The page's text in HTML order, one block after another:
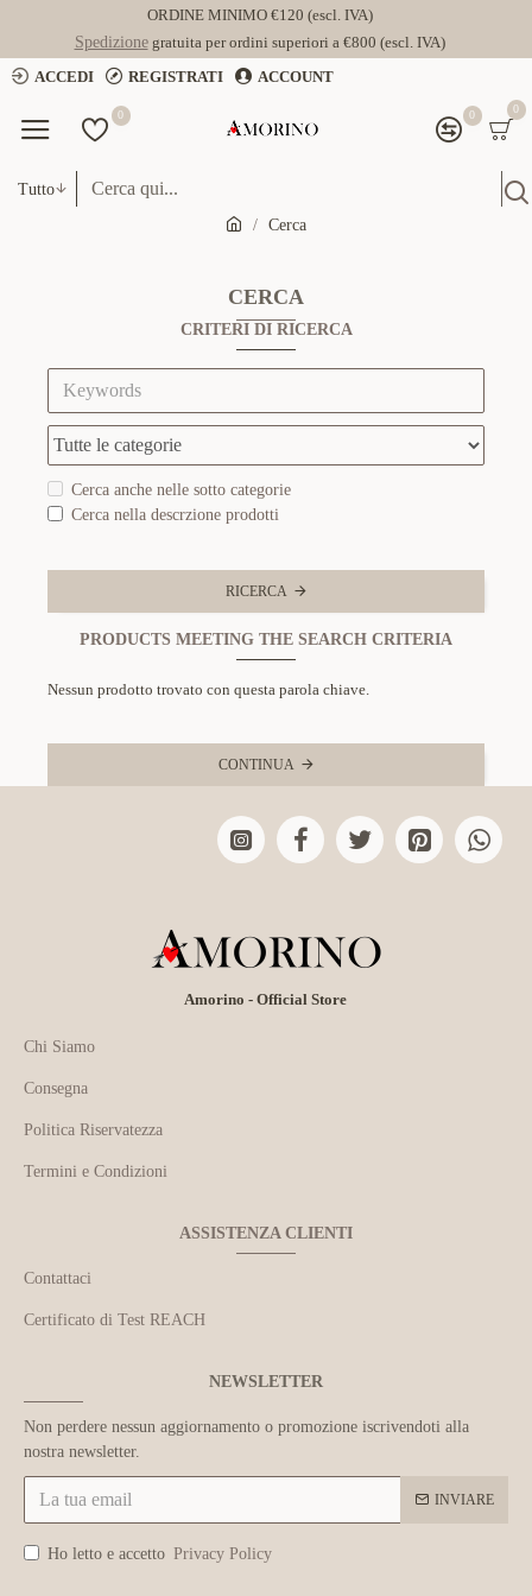
ORDINE MINIMO €120 (escl. IVA)
Spedizionegratuita per ordini superiori a €800 (escl. IVA)
ACCEDI
REGISTRATI ACCOUNT
0 0 0
Tutto
Cerca
CERCA
CRITERI DI RICERCA
Cerca anche nelle sotto categorie
Cerca nella descrzione prodotti
RICERCA
PRODUCTS MEETING THE SEARCH CRITERIA
Nessun prodotto trovato con questa parola chiave.
CONTINUA
Amorino - Official Store
Chi Siamo
Consegna
Politica Riservatezza
Termini e Condizioni
ASSISTENZA CLIENTI
Contattaci
Certificato di Test REACH
NEWSLETTER
Non perdere nessun aggiornamento o promozione iscrivendoti alla
nostra newsletter.
INVIARE
Ho letto e accetto Privacy Policy